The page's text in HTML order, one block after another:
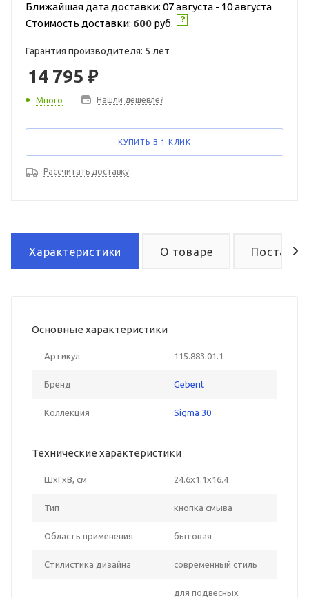
Ближайшая дата доставки: 07 августа - 10 августа
Стоимость доставки: 600 руб.
Гарантия производителя: 5 лет
14 795 ₽
Много Нашли дешевле?
КУПИТЬ В 1 КЛИК
Рассчитать доставку
Характеристики О товаре Поставка
Основные характеристики
Артикул 115.883.01.1
Бренд Geberit
Коллекция Sigma 30
Технические характеристики
ШxГxВ, см 24.6x1.1x16.4
Тип кнопка смыва
Область применения бытовая
Стилистика дизайна современный стиль
для подвесных